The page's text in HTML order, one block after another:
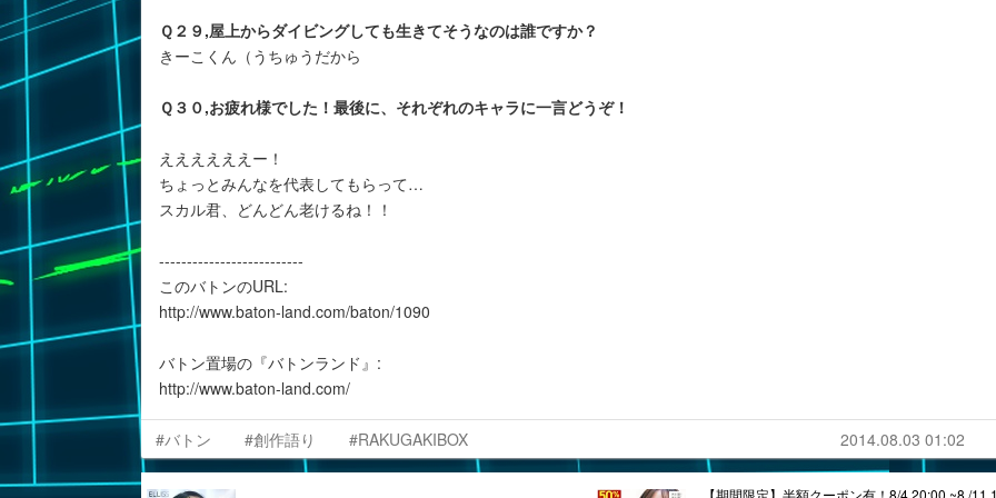
Ｑ２９,屋上からダイビングしても生きてそうなのは誰ですか？
きーこくん（うちゅうだから
Ｑ３０,お疲れ様でした！最後に、それぞれのキャラに一言どうぞ！
ええええええー！
ちょっとみんなを代表してもらって…
スカル君、どんどん老けるね！！
--------------------------
このバトンのURL:
http://www.baton-land.com/baton/1090
バトン置場の『バトンランド』:
http://www.baton-land.com/
#バトン #創作語り #RAKUGAKIBOX 2014.08.03 01:02
【期間限定】半額クーポン有！8/4 20:00 ~8 /11